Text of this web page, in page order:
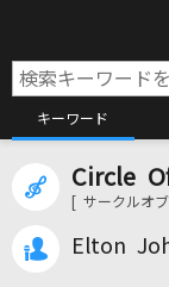
キーワード
Circle
[ サークルオ
Elton